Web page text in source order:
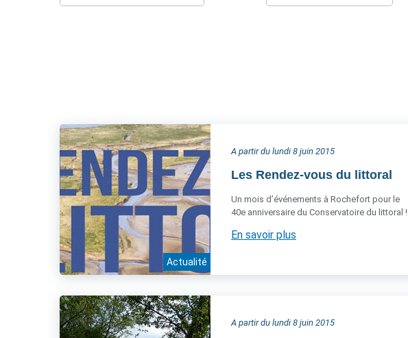
Actualité
A partir du lundi 8 juin 2015
Les Rendez-vous du littoral
Un mois d’événements à Rochefort pour le
40e anniversaire du Conservatoire du littoral !
En savoir plus
A partir du lundi 8 juin 2015